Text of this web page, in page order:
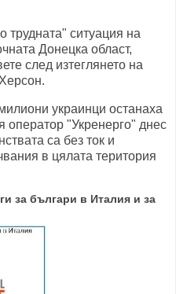
трудната" ситуация на
Донецка област,
след изтеглянето на
украинци останаха
оператор "Укренерго" днес
са без ток и
в цялата територия
за българи в Италия и за